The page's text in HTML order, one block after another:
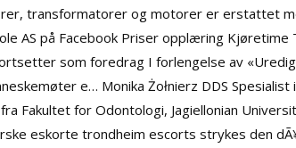
transformatorer og motorer er erstattet
AS på Facebook Priser opplæring
som foredrag I forlengelse av
e… Monika Żołnierz DDS
Fakultet for Odontologi, Jagiellonian
eskorte trondheim escorts strykes den